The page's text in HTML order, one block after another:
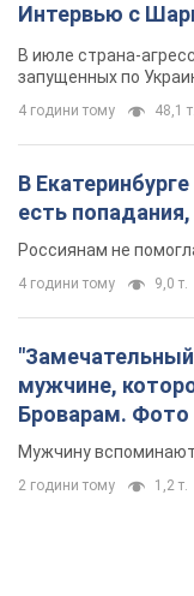
Интервью с
В июле страна-
запущенных по
4 години тому 48,1 т.
В
есть
Россиянам не
4 години тому 9,0 т.
"Замечательный
мужчине,
Броварам. Фото
Мужчину
2 години тому 1,2 т.